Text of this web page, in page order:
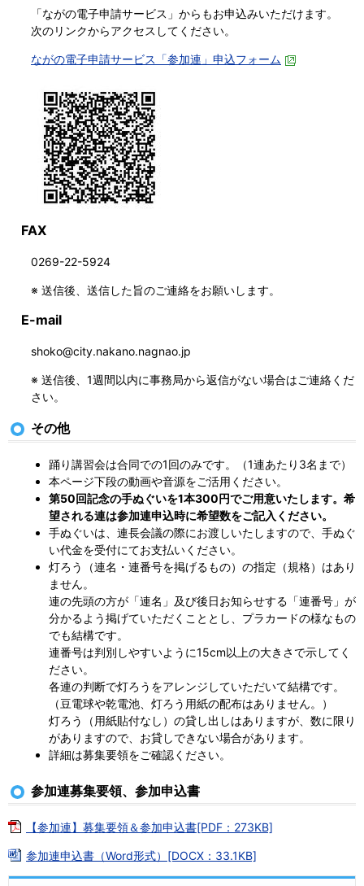
「ながの電子申請サービス」からもお申込みいただけます。
次のリンクからアクセスしてください。
ながの電子申請サービス「参加連」申込フォーム
FAX
0269-22-5924
※ 送信後、送信した旨のご連絡をお願いします。
E-mail
shoko@city.nakano.nagnao.jp
※ 送信後、1週間以内に事務局から返信がない場合はご連絡くだ
さい。
その他
踊り講習会は合同での1回のみです。（1連あたり3名まで）
本ページ下段の動画や音源をご活用ください。
第50回記念の手ぬぐいを1本300円でご用意いたします。希
望される連は参加連申込時に希望数をご記入ください。
手ぬぐいは、連長会議の際にお渡しいたしますので、手ぬぐ
い代金を受付にてお支払いください。
灯ろう（連名・連番号を掲げるもの）の指定（規格）はあり
ません。
連の先頭の方が「連名」及び後日お知らせする「連番号」が
分かるよう掲げていただくこととし、プラカードの様なもの
でも結構です。
連番号は判別しやすいように15cm以上の大きさで示してく
ださい。
各連の判断で灯ろうをアレンジしていただいて結構です。
（豆電球や乾電池、灯ろう用紙の配布はありません。）
灯ろう（用紙貼付なし）の貸し出しはありますが、数に限り
がありますので、お貸しできない場合があります。
詳細は募集要領をご確認ください。
参加連募集要領、参加申込書
【参加連】募集要領＆参加申込書[PDF：273KB]
参加連申込書（Word形式）[DOCX：33.1KB]